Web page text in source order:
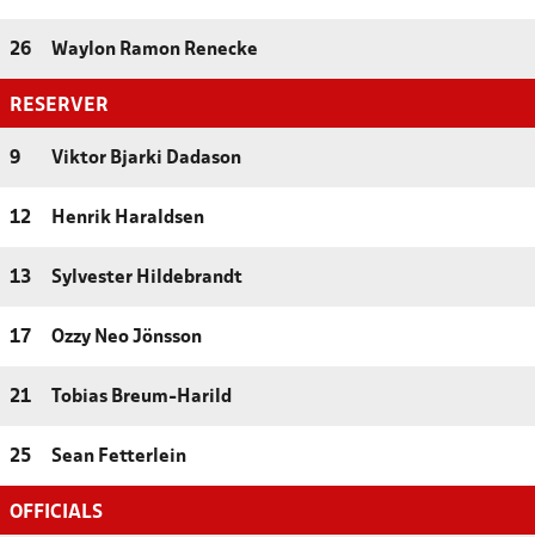
26 Waylon Ramon Renecke
RESERVER
9 Viktor Bjarki Dadason
12 Henrik Haraldsen
13 Sylvester Hildebrandt
17 Ozzy Neo Jönsson
21 Tobias Breum-Harild
25 Sean Fetterlein
OFFICIALS